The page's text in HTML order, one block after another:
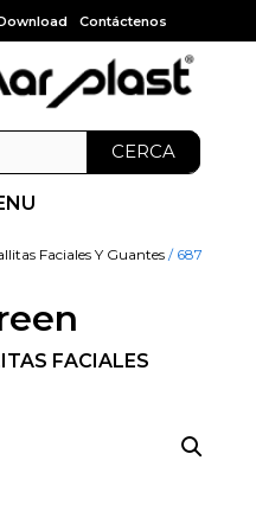
Contáctenos
CERCA
Faciales Y Guantes / 687
FACIALES